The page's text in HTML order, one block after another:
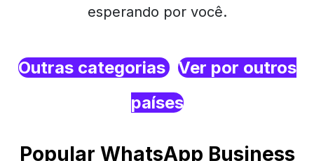
esperando por você.
Outras categorias Ver por outros
países
Popular WhatsApp Business